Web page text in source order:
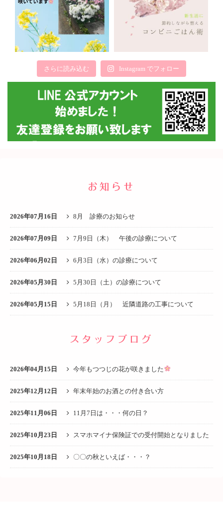
さらに読み込む Instagram でフォロー
お知らせ
2026年07月16日 8月 診療のお知らせ
2026年07月09日 7月9日（木） 午後の診療について
2026年06月02日 6月3日（水）の診療について
2026年05月30日 5月30日（土）の診療について
2026年05月15日 5月18日（月） 近隣道路の工事について
スタッフブログ
2026年04月15日 今年もつつじの花が咲きました
2025年12月12日 年末年始のお酒との付き合い方
2025年11月06日 11月7日は・・・何の日？
2025年10月23日 スマホマイナ保険証での受付開始となりました
2025年10月18日 〇〇の秋といえば・・・？